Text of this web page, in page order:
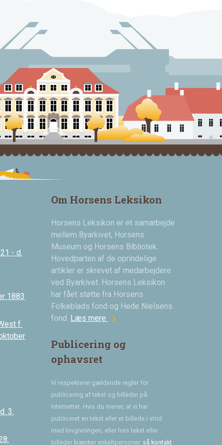
- d.
1883
f.
3.
Om Horsens Leksikon
Horsens Leksikon er et samarbejde
mellem Byarkivet, Horsens
Museum og Horsens Bibliotek.
Hovedparten af de oprindelige
artikler er skrevet af medarbejdere
ved Byarkivet. Horsens Leksikon
har fået støtte fra Horsens
Folkeblads fond og Hede Nielsens
fond. Læs mere chevron_right
Publicering og
ophavsret
Vi respekterer gældende regler for
publicering af tekst og billeder på
Internettet. Hvis du mener, at vi har
publiceret en tekst eller et billede i strid
med lovgivningen, eller hvis tekst eller
billeder krænker enkeltpersoner, så kontakt